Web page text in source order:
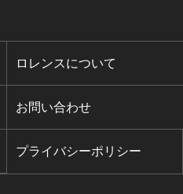
ロレンスについて
お問い合わせ
プライバシーポリシー